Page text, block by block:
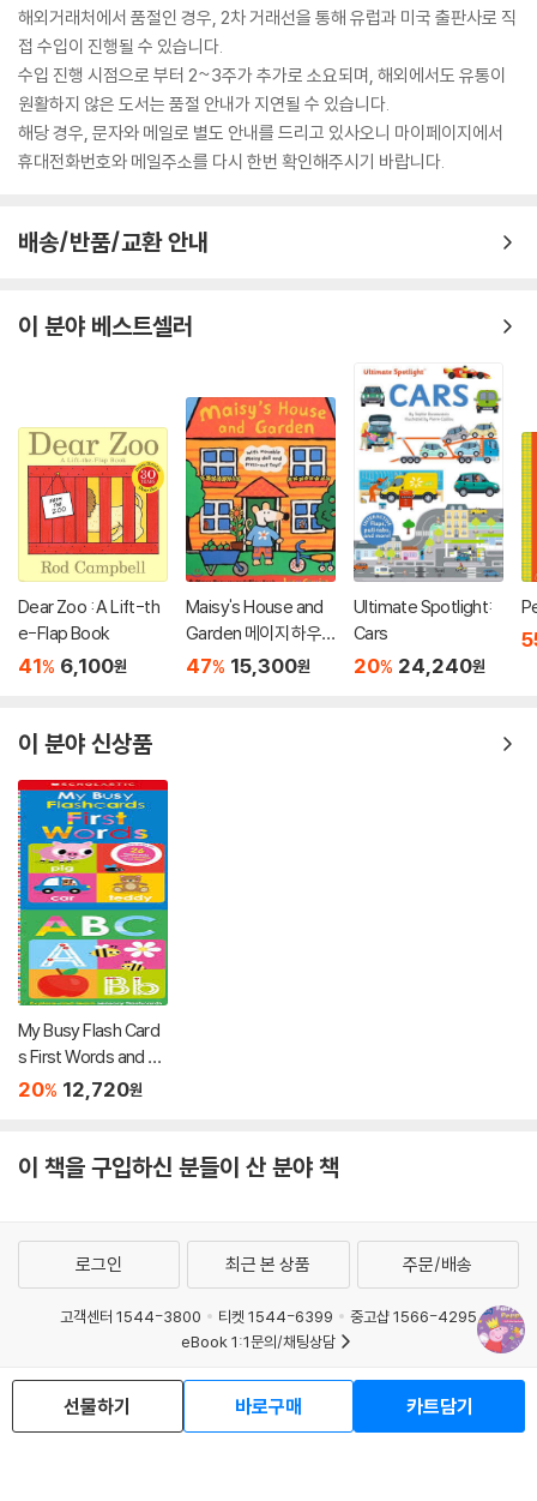
해외거래처에서 품절인 경우, 2차 거래선을 통해 유럽과 미국 출판사로 직
접 수입이 진행될 수 있습니다.
수입 진행 시점으로 부터 2~3주가 추가로 소요되며, 해외에서도 유통이
원활하지 않은 도서는 품절 안내가 지연될 수 있습니다.
해당 경우, 문자와 메일로 별도 안내를 드리고 있사오니 마이페이지에서
휴대전화번호와 메일주소를 다시 한번 확인해주시기 바랍니다.
배송/반품/교환 안내
이 분야 베스트셀러
Dear Zoo : A Lift-th
e-Flap Book
41% 6,100원
Maisy's House and
Garden 메이지 하우
스 앤 가든 팝업북
47% 15,300원
Ultimate Spotlight:
Cars
20% 24,240원
이 분야 신상품
My Busy Flash Card
s First Words and A
BC: Scholastic Early
20% 12,720원
이 책을 구입하신 분들이 산 분야 책
선물하기 바로구매 카트담기
로그인 최근 본 상품 주문/배송
고객센터 1544-3800 티켓 1544-6399
중고샵 1566-4295
eBook 1:1문의/채팅상담
예스이십사(주) 사업자 정보
이용약관
개인정보처리방침
청소년보호정책
PC버전
회사소개
거래처관계자께